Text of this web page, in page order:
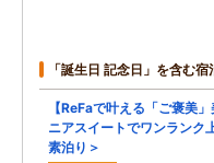
「誕生日 記念日」を含む宿
【ReFaで叶える「ご褒美
ニアスイートでワンランク
素泊り＞